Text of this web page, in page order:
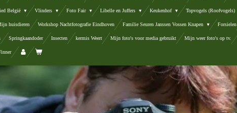
België Vlinders Foto Fair Libelle en Juffers Keukenhof Topvogels (Roofvogels)
huisdieren Workshop Nachtfotografie Eindhoven Familie Seuren Janssen Vossen Knapen Forsielen
Springkaandoder Insecten kermis Weert Mijn foto's voor media gebruikt Mijn weer foto's op tv.